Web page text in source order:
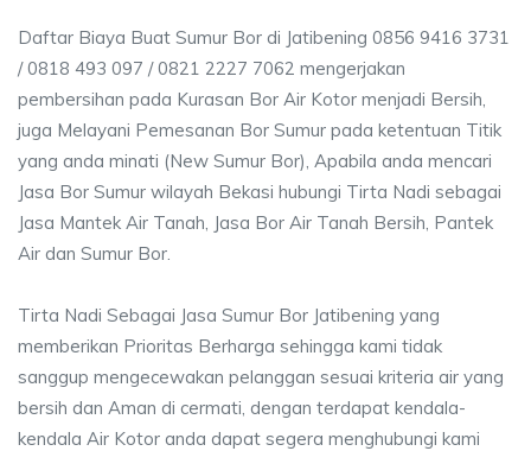
Daftar Biaya Buat Sumur Bor di Jatibening 0856 9416 3731
/ 0818 493 097 / 0821 2227 7062 mengerjakan
pembersihan pada Kurasan Bor Air Kotor menjadi Bersih,
juga Melayani Pemesanan Bor Sumur pada ketentuan Titik
yang anda minati (New Sumur Bor), Apabila anda mencari
Jasa Bor Sumur wilayah Bekasi hubungi Tirta Nadi sebagai
Jasa Mantek Air Tanah, Jasa Bor Air Tanah Bersih, Pantek
Air dan Sumur Bor.
Tirta Nadi Sebagai Jasa Sumur Bor Jatibening yang
memberikan Prioritas Berharga sehingga kami tidak
sanggup mengecewakan pelanggan sesuai kriteria air yang
bersih dan Aman di cermati, dengan terdapat kendala-
kendala Air Kotor anda dapat segera menghubungi kami